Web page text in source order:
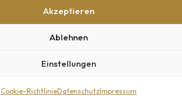
Akzeptieren
Ablehnen
Einstellungen
Cookie-RichtlinieDatenschutzImpressum